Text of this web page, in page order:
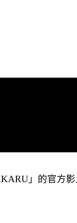
」的官方